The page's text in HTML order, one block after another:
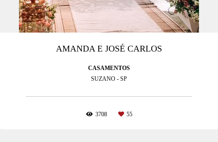
AMANDA E JOSÉ CARLOS
CASAMENTOS
SUZANO - SP
3708 55